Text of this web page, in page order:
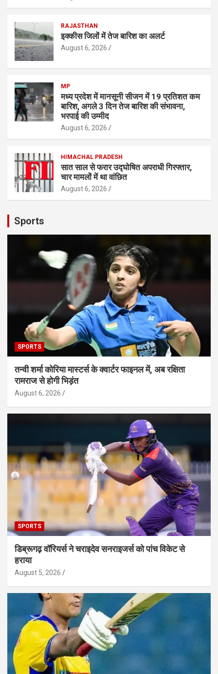
RAJASTHAN
इक्कीस जिलों में तेज बारिश का अलर्ट
August 6, 2026
MP
मध्य प्रदेश में मानसूनी सीजन में 19 प्रतिशत कम
बारिश, अगले 3 दिन तेज बारिश की संभावना,
भरपाई की उम्मीद
August 6, 2026
HIMACHAL PRADESH
सात साल से फरार उद्घोषित अपराधी गिरफ्तार,
चार मामलों में था वांछित
August 6, 2026
Sports
SPORTS
तन्वी शर्मा कोरिया मास्टर्स के क्वार्टर फाइनल में, अब रक्षिता
रामराज से होगी भिड़ंत
August 6, 2026
SPORTS
डिब्रूगढ़ वॉरियर्स ने चराइदेव सनराइजर्स को पांच विकेट से
हराया
August 5, 2026